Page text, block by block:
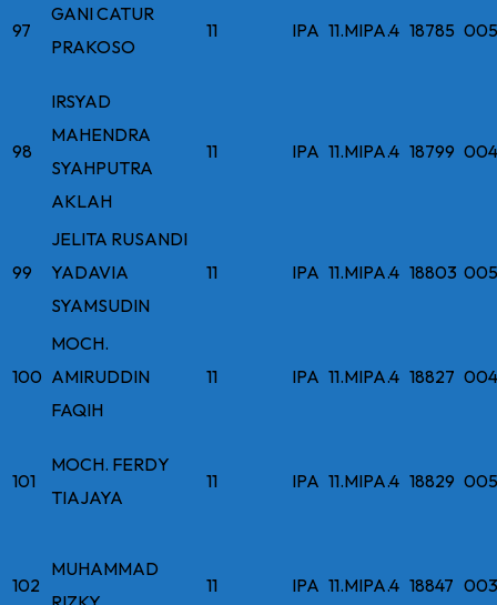
97
GANI CATUR
PRAKOSO
11 IPA 11.MIPA.4 18785
98
IRSYAD
MAHENDRA
SYAHPUTRA
AKLAH
11 IPA 11.MIPA.4 18799
99
JELITA RUSANDI
YADAVIA
SYAMSUDIN
11 IPA 11.MIPA.4 18803
100
MOCH.
AMIRUDDIN
FAQIH
11 IPA 11.MIPA.4 18827
101
MOCH. FERDY
TIAJAYA
11 IPA 11.MIPA.4 18829
102
MUHAMMAD
11 IPA 11.MIPA.4 18847